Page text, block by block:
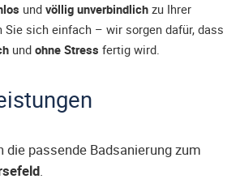
und völlig unverbindlich zu Ihrer
Sie sich einfach – wir sorgen dafür, dass
und ohne Stress fertig wird.
die passende Badsanierung zum
.